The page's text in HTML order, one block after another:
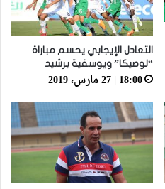
التعادل الإيجابي يحسم مباراة
“لوصيكا” ويوسفية برشيد
18:00 | 27 مارس، 2019